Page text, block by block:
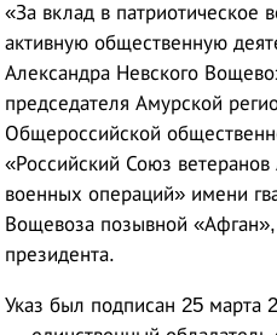
«За вклад в патриотическое
активную общественную
Александра Невского
председателя Амурской
Общероссийской
«Российский Союз
военных операций» имени
Вощевоза позывной
президента.
Указ был подписан 25 марта